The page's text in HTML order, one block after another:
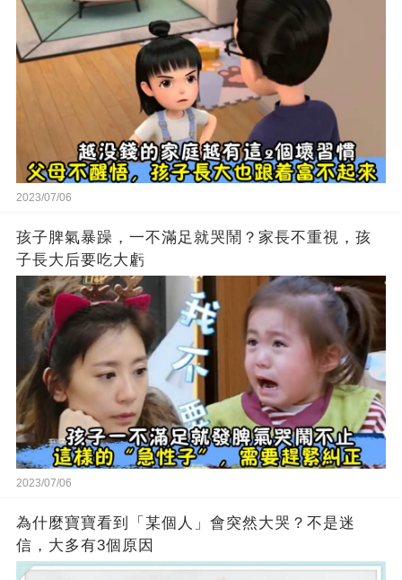
2023/07/06
孩子脾氣暴躁，一不滿足就哭鬧？家長不重視，孩
子長大后要吃大虧
2023/07/06
為什麼寶寶看到「某個人」會突然大哭？不是迷
信，大多有3個原因